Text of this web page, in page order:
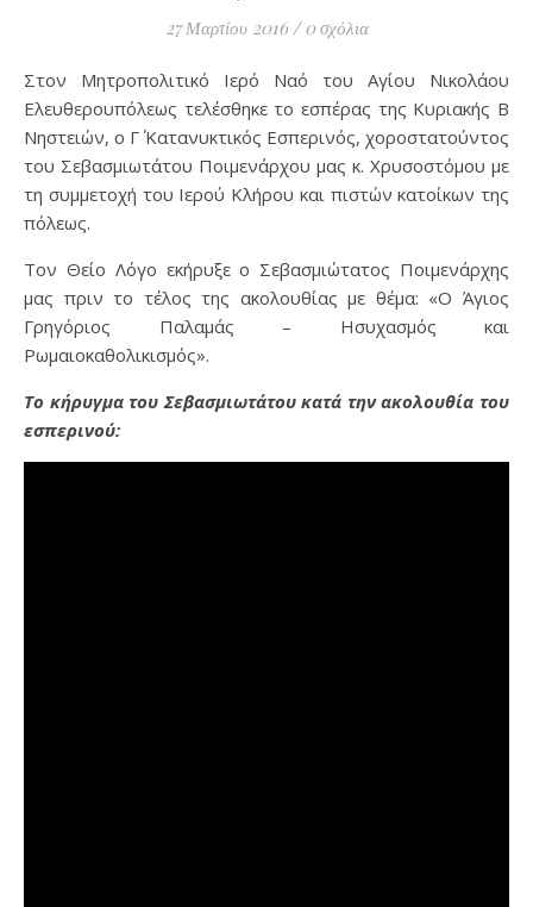
27 Μαρτίου 2016 / 0 σχόλια
Στον Μητροπολιτικό Ιερό Ναό του Αγίου Νικολάου
Ελευθερουπόλεως τελέσθηκε το εσπέρας της Κυριακής Β΄
Νηστειών, ο Γ΄ Κατανυκτικός Εσπερινός, χοροστατούντος
του Σεβασμιωτάτου Ποιμενάρχου μας κ. Χρυσοστόμου με
τη συμμετοχή του Ιερού Κλήρου και πιστών κατοίκων της
πόλεως.
Τον Θείο Λόγο εκήρυξε ο Σεβασμιώτατος Ποιμενάρχης
μας πριν το τέλος της ακολουθίας με θέμα: «Ο Άγιος
Γρηγόριος Παλαμάς – Ησυχασμός και
Ρωμαιοκαθολικισμός».
Το κήρυγμα του Σεβασμιωτάτου κατά την ακολουθία του
εσπερινού: